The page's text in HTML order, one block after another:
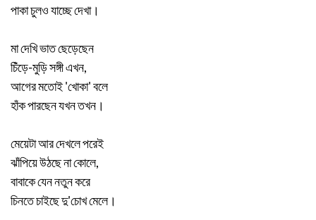
পাকা চুলও যাচ্ছে দেখা।
মা দেখি ভাত ছেড়েছেন
চিঁড়ে-মুড়ি সঙ্গী এখন,
আগের মতোই 'খোকা' বলে
হাঁক পারছেন যখন তখন।
মেয়েটা আর দেখলে পরেই
ঝাঁপিয়ে উঠছে না কোলে,
বাবাকে যেন নতুন করে
চিনতে চাইছে দু'চোখ মেলে।